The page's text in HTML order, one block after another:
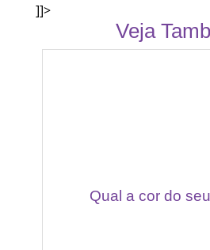
]]>
Veja
Qual a cor do